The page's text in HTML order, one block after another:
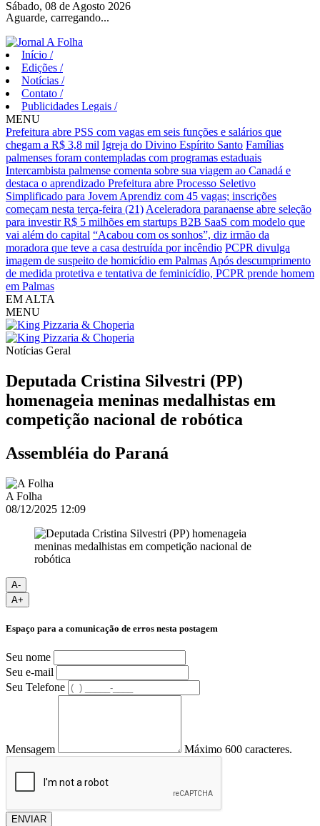
Aguarde, carregando...
Sábado, 08 de Agosto 2026
Início /
Edições /
Notícias /
Contato /
Publicidades Legais /
MENU
Prefeitura abre PSS com vagas em seis funções e salários que
chegam a R$ 3,8 mil Igreja do Divino Espírito Santo Famílias
palmenses foram contempladas com programas estaduais
Intercambista palmense comenta sobre sua viagem ao Canadá e
destaca o aprendizado Prefeitura abre Processo Seletivo
Simplificado para Jovem Aprendiz com 45 vagas; inscrições
começam nesta terça-feira (21) Aceleradora paranaense abre seleção
para investir R$ 5 milhões em startups B2B SaaS com modelo que
vai além do capital “Acabou com os sonhos”, diz irmão da
moradora que teve a casa destruída por incêndio PCPR divulga
imagem de suspeito de homicídio em Palmas Após descumprimento
de medida protetiva e tentativa de feminicídio, PCPR prende homem
em Palmas
EM ALTA
MENU
Notícias Geral
Deputada Cristina Silvestri (PP)
homenageia meninas medalhistas em
competição nacional de robótica
Assembléia do Paraná
A Folha
08/12/2025 12:09
A-
A+
Espaço para a comunicação de erros nesta postagem
Seu nome
Seu e-mail
Seu Telefone
Mensagem Máximo 600 caracteres.
ENVIAR